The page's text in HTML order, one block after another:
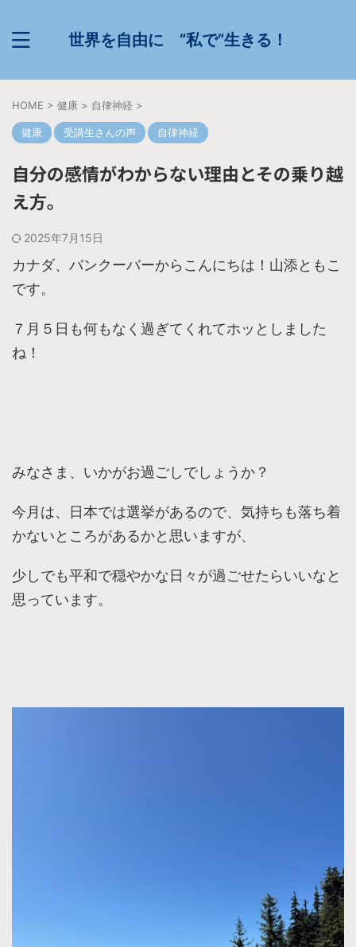
世界を自由に ”私で”生きる！
HOME > 健康 > 自律神経 >
健康 受講生さんの声 自律神経
自分の感情がわからない理由とその乗り越
え方。
2025年7月15日
カナダ、バンクーバーからこんにちは！山添ともこ
です。
７月５日も何もなく過ぎてくれてホッとしました
ね！
みなさま、いかがお過ごしでしょうか？
今月は、日本では選挙があるので、気持ちも落ち着
かないところがあるかと思いますが、
少しでも平和で穏やかな日々が過ごせたらいいなと
思っています。